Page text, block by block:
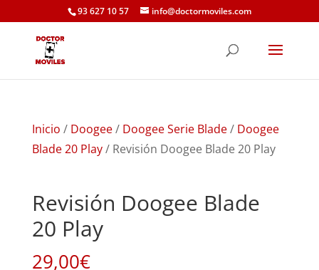
93 627 10 57 info@doctormoviles.com
Inicio / Doogee/ Doogee Serie Blade/ Doogee
Blade 20 Play/ Revisión Doogee Blade 20 Play
Revisión Doogee Blade
20 Play
29,00€